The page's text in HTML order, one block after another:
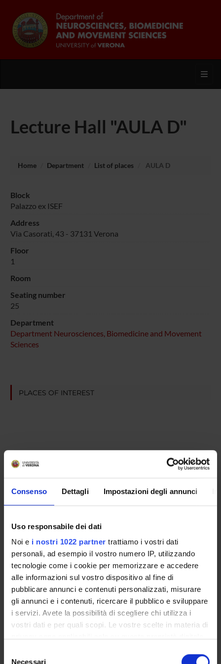
Consenso Dettagli Impostazioni degli annunci
Uso responsabile dei dati
Noi e i nostri 1022 partner trattiamo i vostri dati
personali, ad esempio il vostro numero IP, utilizzando
tecnologie come i cookie per memorizzare e accedere
alle informazioni sul vostro dispositivo al fine di
pubblicare annunci e contenuti personalizzati, misurare
gli annunci e i contenuti, ricercare il pubblico e sviluppare
i servizi. Avete la possibilità di scegliere chi utilizza i
vostri dati e per quali scopi. Le vostre scelte in materia di
modificare o revocare il proprio consenso in qualsiasi
Necessari
Lecture Hall "AULA D"
Home Department List of places AULA D
Block
Palazzo ex ISEF
Address
Via Casorati, 43 - 37131 Verona
Floor
1
Room
Seating number
25
Department
Department Neurosciences, Biomedicine and Movement
Sciences
PLACES OF INTEREST
ORGANISATION
GOVERNANCE
COMMITTEES